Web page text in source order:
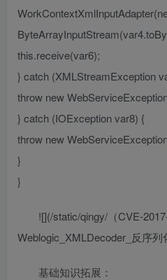
this.receive(var6);
} catch (XMLStreamException
throw new
} catch (IOException var8) {
throw new
}
}
![](/static/qingy/（CVE-2017-
Weblogic_XMLDecoder_反序列
基础知识拓展：